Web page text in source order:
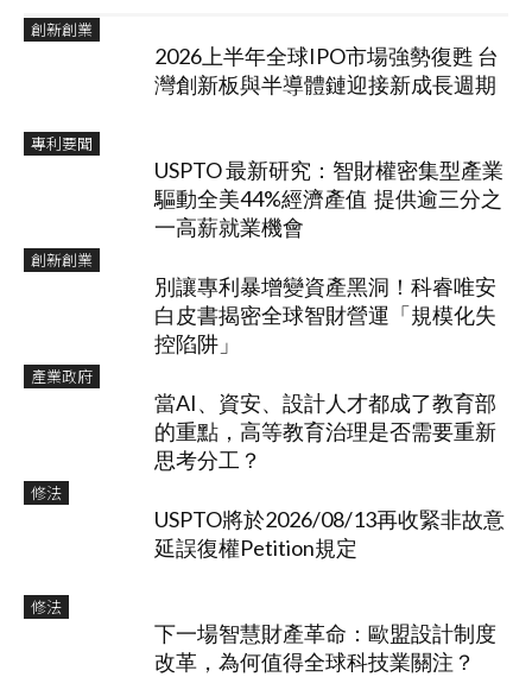
創新創業
2026上半年全球IPO市場強勢復甦 台
灣創新板與半導體鏈迎接新成長週期
專利要聞
USPTO 最新研究：智財權密集型產業
驅動全美44%經濟產值 提供逾三分之
一高薪就業機會
創新創業
別讓專利暴增變資產黑洞！科睿唯安
白皮書揭密全球智財營運「規模化失
控陷阱」
產業政府
當AI、資安、設計人才都成了教育部
的重點，高等教育治理是否需要重新
思考分工？
修法
USPTO將於2026/08/13再收緊非故意
延誤復權Petition規定
修法
下一場智慧財產革命：歐盟設計制度
改革，為何值得全球科技業關注？